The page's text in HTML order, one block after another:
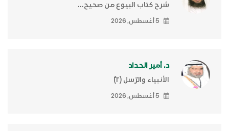
شرح كتاب البيوع من صحيح...
5 أغسطس, 2026
د. أمير الحداد
الأنبياء والرّسل (٢)ّ
5 أغسطس, 2026